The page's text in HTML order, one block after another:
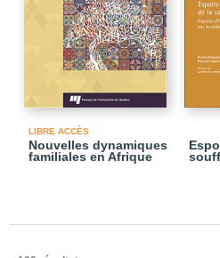
LIBRE ACCÈS
Nouvelles dynamiques
familiales en Afrique